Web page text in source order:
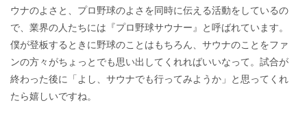
ウナのよさと、プロ野球のよさを同時に伝える活動をしているの
で、業界の人たちには『プロ野球サウナー』と呼ばれています。
僕が登板するときに野球のことはもちろん、サウナのことをファ
ンの方々がちょっとでも思い出してくれればいいなって。試合が
終わった後に「よし、サウナでも行ってみようか」と思ってくれ
たら嬉しいですね。